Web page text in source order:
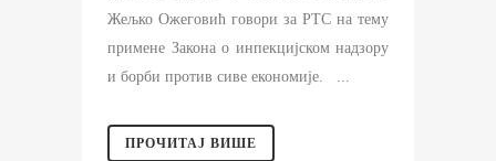
Жељко Ожеговић говори за РТС на тему
примене Закона о инпекцијском надзору
и борби против сиве економије. ...
ПРОЧИТАЈ ВИШЕ